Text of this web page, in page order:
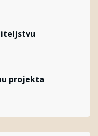
projekta